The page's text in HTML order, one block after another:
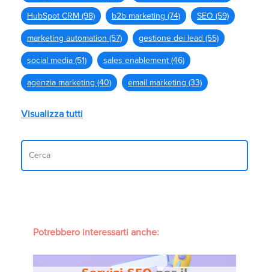
HubSpot CRM (98) b2b marketing (74) SEO (59)
marketing automation (57) gestione dei lead (55)
social media (51) sales enablement (46)
agenzia marketing (40) email marketing (33)
Visualizza tutti
Potrebbero interessarti anche: